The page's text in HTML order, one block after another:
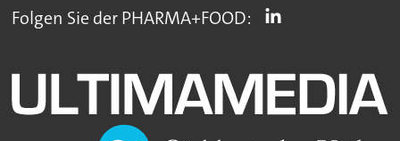
Folgen Sie der PHARMA+FOOD: